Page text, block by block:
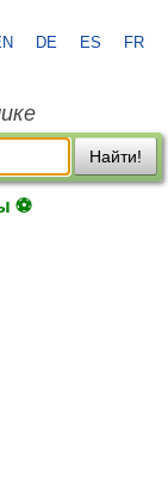
DE ES FR
Найти!
⚽